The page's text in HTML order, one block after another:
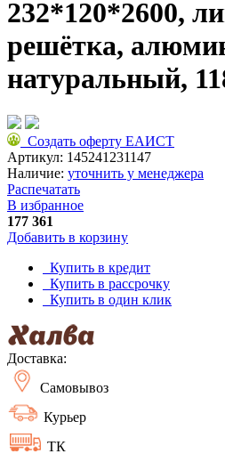
232*120*2600,
решётка,
натуральный,
Создать оферту ЕАИСТ
Артикул: 145241231147
Наличие: уточнить у менеджера
Распечатать
В избранное
177 361
Добавить в корзину
Купить в кредит
Купить в рассрочку
Купить в один клик
Доставка:
Самовывоз
Курьер
ТК